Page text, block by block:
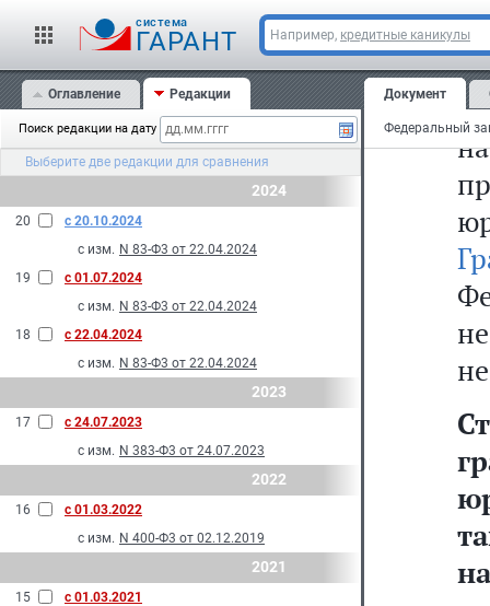
cистема
ГАРАНТ Например, кредитные каникулы
Оглавление Редакции
Поиск редакции на дату
Выберите две редакции для сравнения
2024
20
с 20.10.2024
с изм. N 83-Ф3 от 22.04.2024
19
с 01.07.2024
с изм. N 83-Ф3 от 22.04.2024
18
с 22.04.2024
с изм. N 83-Ф3 от 22.04.2024
2023
17
с 24.07.2023
с изм. N 383-Ф3 от 24.07.2023
2022
16
с 01.03.2022
с изм. N 400-Ф3 от 02.12.2019
2021
15
с 01.03.2021
Документ
и